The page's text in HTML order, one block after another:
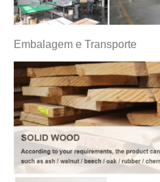
Embalagem e Transporte